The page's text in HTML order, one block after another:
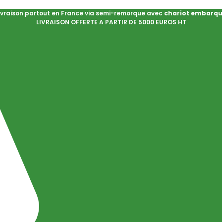
partout en France via semi-remorque avec chariot
LIVRAISON OFFERTE A PARTIR DE 5000 EUROS HT